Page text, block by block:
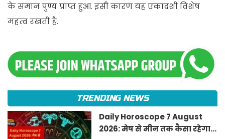
के समान पुण्य प्राप्त हुआ. इसी कारण यह एकादशी विशेष
महत्व रखती है.
TRENDING NEWS
Daily Horoscope 7 August
2026: मेष से मीन तक कैसा रहेगा